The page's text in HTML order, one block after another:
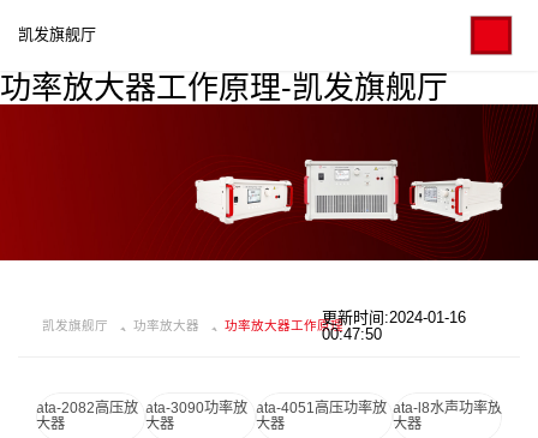
功率放大器工作原理-凯发旗舰厅
凯发旗舰厅
凯发旗舰厅 功率放大器 功率放大器工作原理更新时间:2024-01-16
00:47:50
ata-2082高压放
大器
ata-3090功率放
大器
ata-4051高压功率放
大器
ata-l8水声功率放
大器